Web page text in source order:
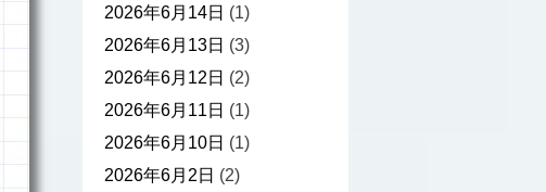
2026年6月14日 (1)
2026年6月13日 (3)
2026年6月12日 (2)
2026年6月11日 (1)
2026年6月10日 (1)
2026年6月2日 (2)